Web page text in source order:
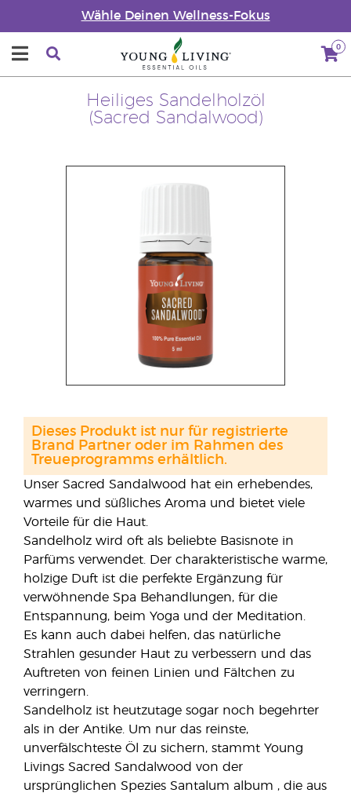
Wähle Deinen Wellness-Fokus
0
Heiliges Sandelholzöl
(Sacred Sandalwood)
Unser Sacred Sandalwood hat ein erhebendes,
warmes und süßliches Aroma und bietet viele
Vorteile für die Haut.
Sandelholz wird oft als beliebte Basisnote in
Parfüms verwendet. Der charakteristische warme,
holzige Duft ist die perfekte Ergänzung für
verwöhnende Spa Behandlungen, für die
Entspannung, beim Yoga und der Meditation.
Es kann auch dabei helfen, das natürliche
Strahlen gesunder Haut zu verbessern und das
Auftreten von feinen Linien und Fältchen zu
verringern.
Sandelholz ist heutzutage sogar noch begehrter
als in der Antike. Um nur das reinste,
unverfälschteste Öl zu sichern, stammt Young
Livings Sacred Sandalwood von der
ursprünglichen Spezies Santalum album , die aus
Dieses Produkt ist nur für registrierte
Brand Partner oder im Rahmen des
Treueprogramms erhältlich.